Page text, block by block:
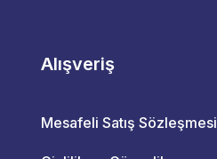
Alışveriş
Mesafeli Satış Sözleşmesi